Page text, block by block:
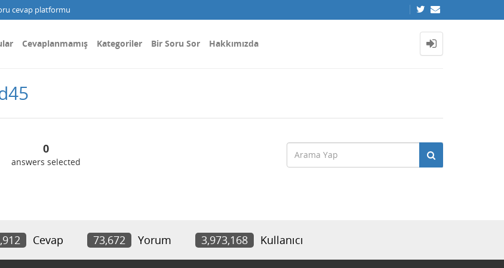
cevap platformu
Cevaplanmamış Kategoriler Bir Soru Sor Hakkımızda
0
answers selected
Cevap 73,672 Yorum 3,973,168 Kullanıcı